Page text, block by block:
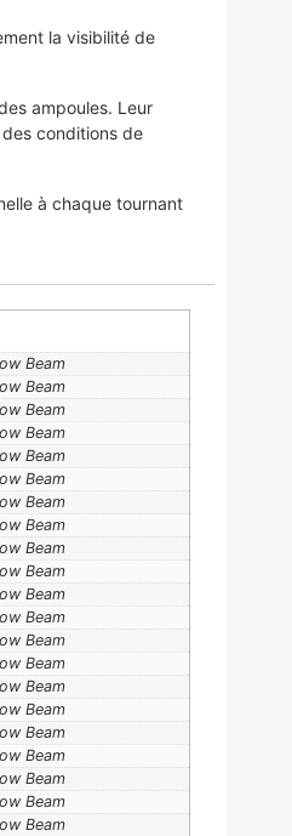
la visibilité de
ampoules. Leur
conditions de
à chaque tournant
Beam
Beam
Beam
Beam
Beam
Beam
Beam
Beam
Beam
Beam
Beam
Beam
Beam
Beam
Beam
Beam
Beam
Beam
Beam
Beam
Beam